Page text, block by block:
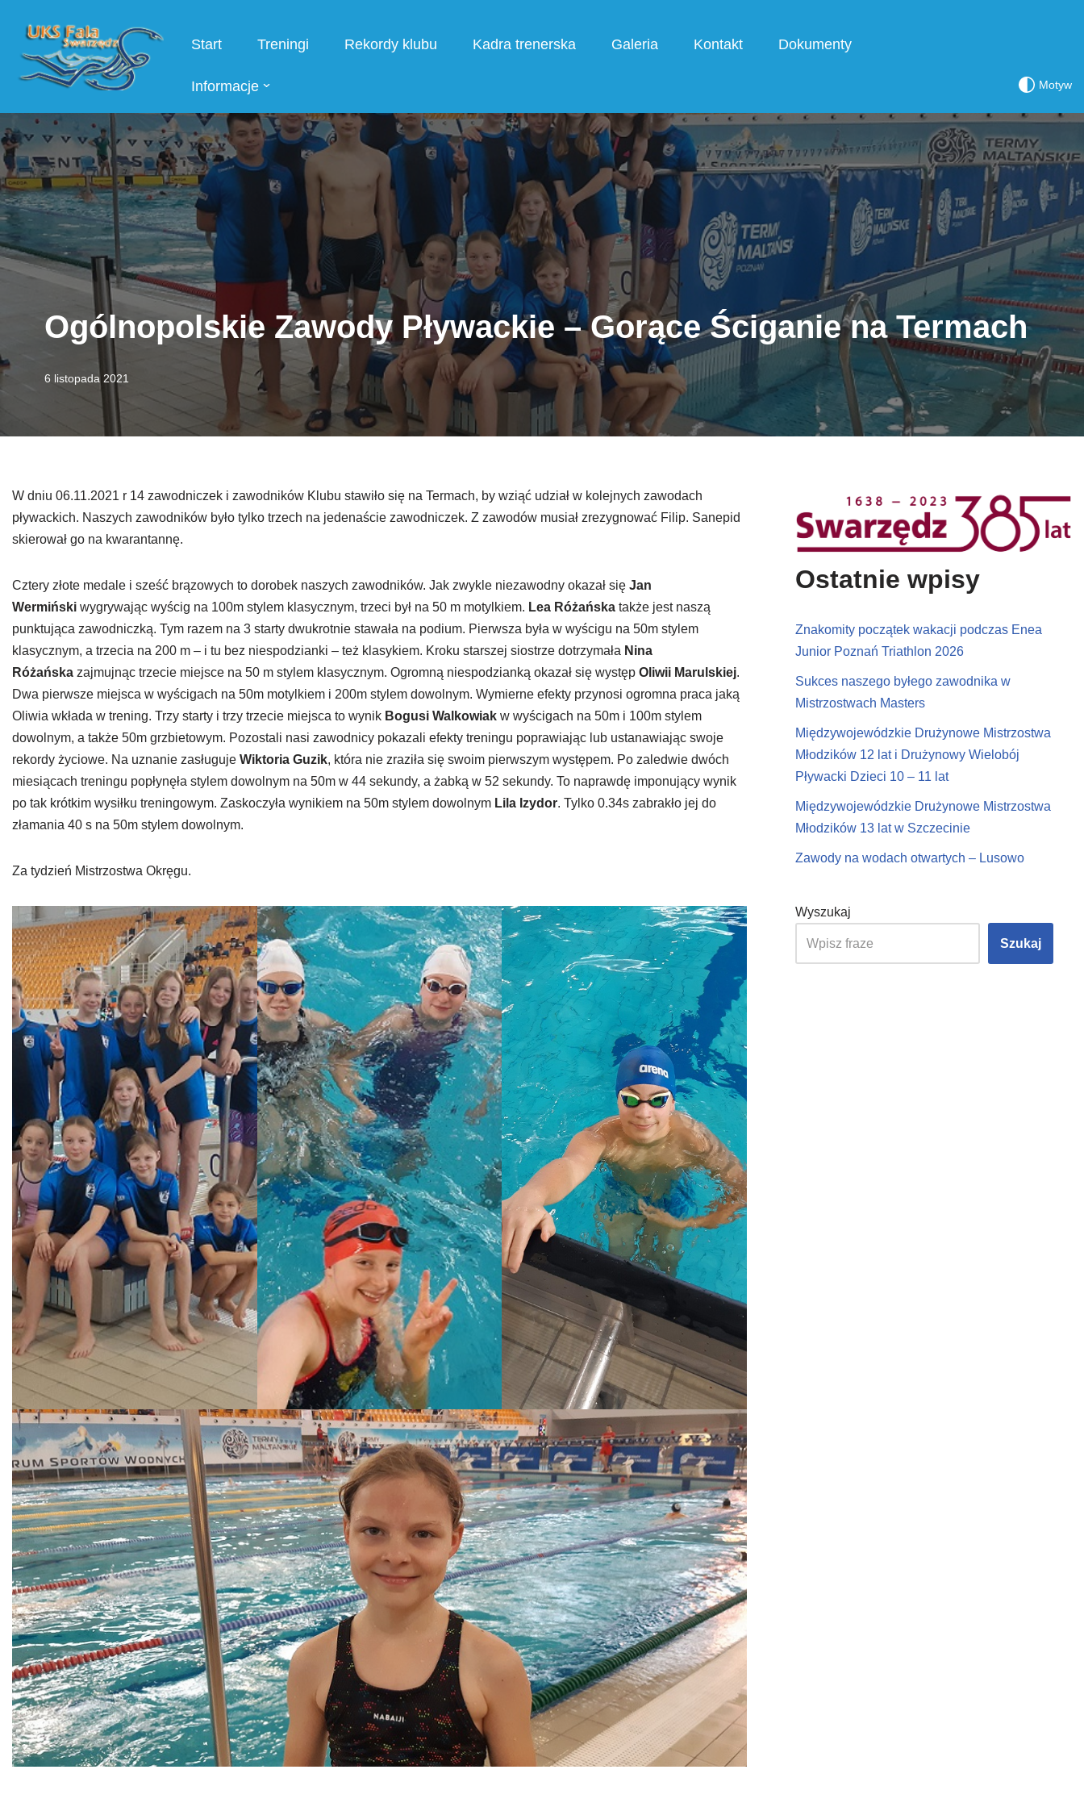
Przejdź
Start Treningi Rekordy klubu Kadra trenerska Galeria Kontakt Dokumenty
Informacje Motyw
Ogólnopolskie Zawody Pływackie – Gorące Ściganie na Termach
6 listopada 2021
W dniu 06.11.2021 r 14 zawodniczek i zawodników Klubu stawiło się na Termach, by wziąć udział w kolejnych zawodach
pływackich. Naszych zawodników było tylko trzech na jedenaście zawodniczek. Z zawodów musiał zrezygnować Filip. Sanepid
skierował go na kwarantannę.
Cztery złote medale i sześć brązowych to dorobek naszych zawodników. Jak zwykle niezawodny okazał się Jan
Wermiński wygrywając wyścig na 100m stylem klasycznym, trzeci był na 50 m motylkiem. Lea Różańska także jest naszą
punktująca zawodniczką. Tym razem na 3 starty dwukrotnie stawała na podium. Pierwsza była w wyścigu na 50m stylem
klasycznym, a trzecia na 200 m – i tu bez niespodzianki – też klasykiem. Kroku starszej siostrze dotrzymała Nina
Różańska zajmujnąc trzecie miejsce na 50 m stylem klasycznym. Ogromną niespodzianką okazał się występ Oliwii Marulskiej.
Dwa pierwsze miejsca w wyścigach na 50m motylkiem i 200m stylem dowolnym. Wymierne efekty przynosi ogromna praca jaką
Oliwia wkłada w trening. Trzy starty i trzy trzecie miejsca to wynik Bogusi Walkowiak w wyścigach na 50m i 100m stylem
dowolnym, a także 50m grzbietowym. Pozostali nasi zawodnicy pokazali efekty treningu poprawiając lub ustanawiając swoje
rekordy życiowe. Na uznanie zasługuje Wiktoria Guzik, która nie zraziła się swoim pierwszym występem. Po zaledwie dwóch
miesiącach treningu popłynęła stylem dowolnym na 50m w 44 sekundy, a żabką w 52 sekundy. To naprawdę imponujący wynik
po tak krótkim wysiłku treningowym. Zaskoczyła wynikiem na 50m stylem dowolnym Lila Izydor. Tylko 0.34s zabrakło jej do
złamania 40 s na 50m stylem dowolnym.
Za tydzień Mistrzostwa Okręgu.
Ostatnie wpisy
Znakomity początek wakacji podczas Enea
Junior Poznań Triathlon 2026
Sukces naszego byłego zawodnika w
Mistrzostwach Masters
Międzywojewódzkie Drużynowe Mistrzostwa
Młodzików 12 lat i Drużynowy Wielobój
Pływacki Dzieci 10 – 11 lat
Międzywojewódzkie Drużynowe Mistrzostwa
Młodzików 13 lat w Szczecinie
Zawody na wodach otwartych – Lusowo
Wyszukaj
Szukaj